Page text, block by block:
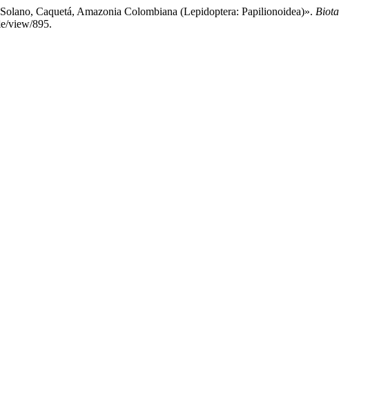
Caquetá, Amazonia Colombiana (Lepidoptera: Papilionoidea)». Biota
view/895.